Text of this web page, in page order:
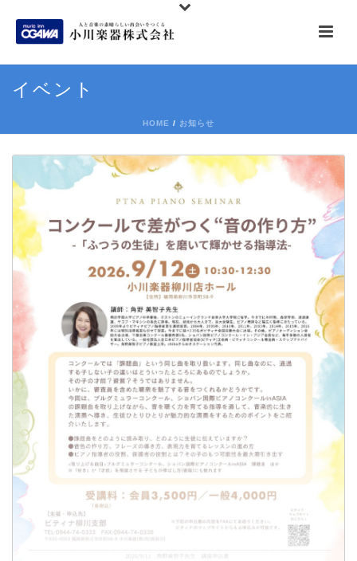
イベント
HOME / お知らせ